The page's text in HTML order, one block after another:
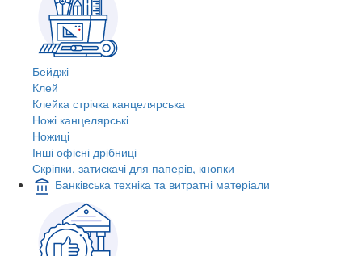
Бейджі
Клей
Клейка стрічка канцелярська
Ножі канцелярські
Ножиці
Інші офісні дрібниці
Скріпки, затискачі для паперів, кнопки
Банківська техніка та витратні матеріали